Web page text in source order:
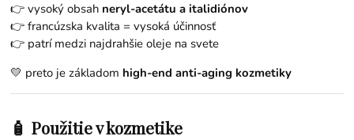
👉 vysoký obsah neryl-acetátu a italidiónov
👉 francúzska kvalita = vysoká účinnosť
👉 patrí medzi najdrahšie oleje na svete
💛 preto je základom high-end anti-aging kozmetiky
🧴 Použitie v kozmetike